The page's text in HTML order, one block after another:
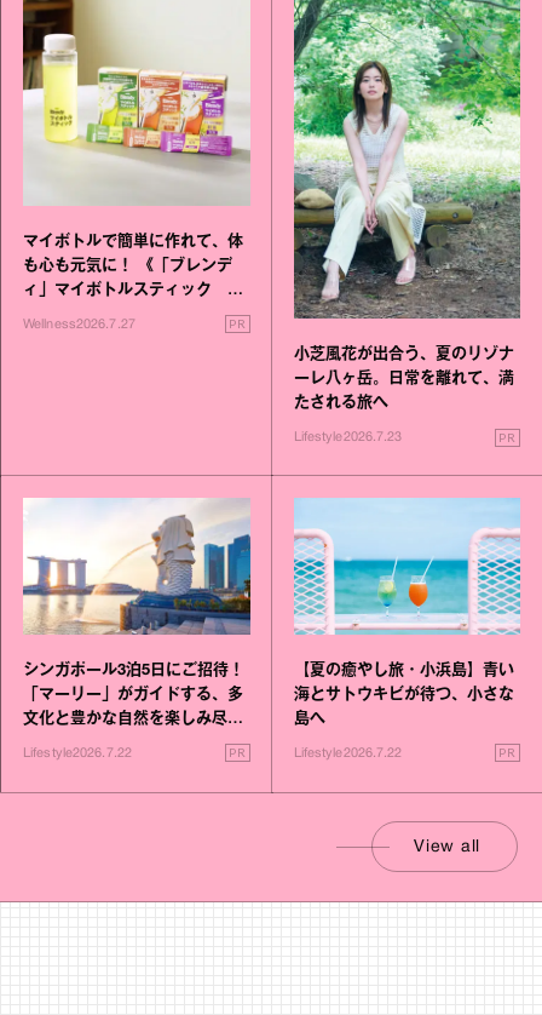
マイボトルで簡単に作れて、体
も心も元気に！ 《「ブレンデ
ィ」マイボトルスティック い
いこと毎日》シリーズが誕生
Wellness2026.7.27 PR
小芝風花が出合う、夏のリゾナ
ーレ八ヶ岳。日常を離れて、満
たされる旅へ
Lifestyle2026.7.23 PR
シンガポール3泊5日にご招待！
「マーリー」がガイドする、多
文化と豊かな自然を楽しみ尽く
Lifestyle2026.7.22 PR
【夏の癒やし旅・小浜島】青い
海とサトウキビが待つ、小さな
島へ
Lifestyle2026.7.22 PR
View all